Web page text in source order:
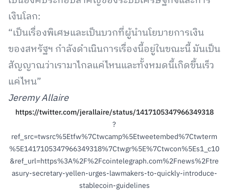
เงินโลก:
“เป็นเรื่องพิเศษและเป็นบวกที่ผู้นำนโยบายการเงิน
ของสหรัฐฯ กำลังดำเนินการเรื่องนี้อยู่ในขณะนี้ มันเป็น
สัญญาณว่าเรามาไกลแค่ไหนและทั้งหมดนี้เกิดขึ้นเร็ว
แค่ไหน”
Jeremy Allaire
https://twitter.com/jerallaire/status/1417105347966349318
?
ref_src=twsrc%5Etfw%7Ctwcamp%5Etweetembed%7Ctwterm
%5E1417105347966349318%7Ctwgr%5E%7Ctwcon%5Es1_c10
&ref_url=https%3A%2F%2Fcointelegraph.com%2Fnews%2Ftre
asury-secretary-yellen-urges-lawmakers-to-quickly-introduce-
stablecoin-guidelines